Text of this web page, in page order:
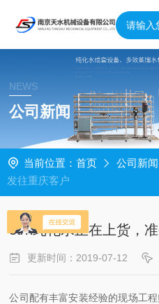
NEWS
公司新闻
当前位置： 首页 公司新闻
发往重庆客户
3t/h纯化水正在上货，
更新时间：2019-07-12
公司配有丰富安装经验的现场工